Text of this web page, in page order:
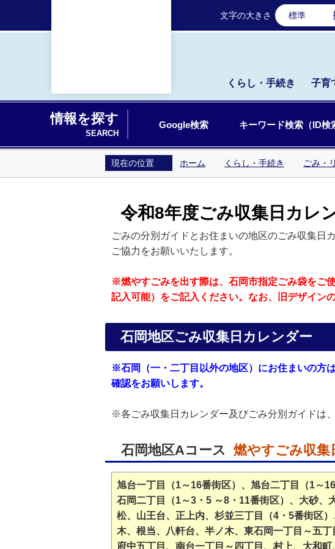
石岡市公
文字の大きさ 標準
くらし・手続き 子育
情報を探す
SEARCH
Google検索 キーワード検索（ID検
現在の位置 ホーム くらし・手続き ごみ・
令和8年度ごみ収集日カレ
ごみの分別ガイドとお住まいの地区のごみ収集日
ご協力をお願いいたします。
※燃やすごみを出す際は、石岡市指定ごみ袋をご
記入可能）をご記入ください。なお、旧デザイン
石岡地区ごみ収集日カレンダー
※石岡（一・二丁目以外の地区）にお住まいの方
確認をお願いします。
※各ごみ収集日カレンダー及びごみ分別ガイドは
石岡地区Aコース 燃やすごみ収集
旭台一丁目（1～16番街区）、旭台二丁目（1～
石岡二丁目（1～3・5 ～8・11番街区）、大砂、
松、山王台、正上内、杉並三丁目（4・5番街区
木、根当、八軒台、半ノ木、東石岡一丁目～五
府中五丁目、南台一丁目～四丁目、村上、大和